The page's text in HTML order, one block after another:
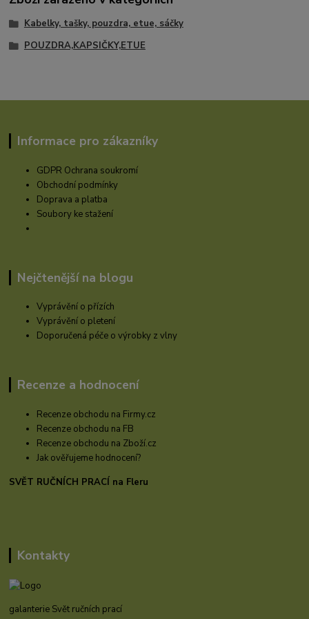
Kabelky, tašky, pouzdra, etue, sáčky
POUZDRA,KAPSIČKY,ETUE
Informace pro zákazníky
GDPR Ochrana soukromí
Obchodní podmínky
Doprava a platba
Soubory ke stažení
Nejčtenější na blogu
Vyprávění o přízích
Vyprávění o pletení
Doporučená péče o výrobky z vlny
Recenze a hodnocení
Recenze obchodu na Firmy.cz
Recenze obchodu na FB
Recenze obchodu na Zboží.cz
Jak ověřujeme hodnocení?
SVĚT RUČNÍCH PRACÍ na Fleru
Kontakty
galanterie Svět ručních prací